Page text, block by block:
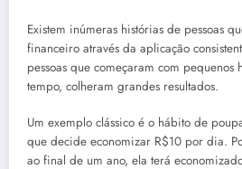
Existem inúmeras histórias de pessoas
financeiro através da aplicação
pessoas que começaram com pequenos
tempo, colheram grandes resultados.
Um exemplo clássico é o hábito de
que decide economizar R$10 por dia.
ao final de um ano, ela terá